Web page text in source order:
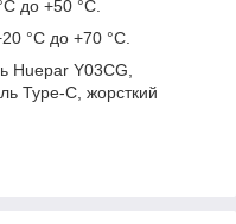
до +50 °C.
°C до +70 °C.
Huepar Y03CG,
Type-C, жорсткий